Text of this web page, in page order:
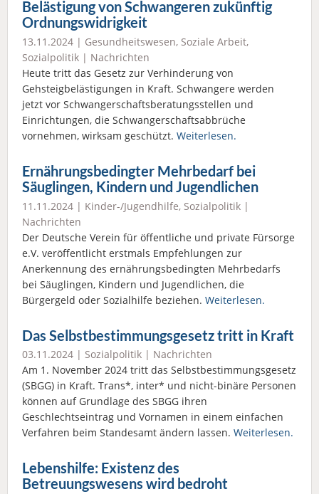
Belästigung von Schwangeren zukünftig
Ordnungswidrigkeit
13.11.2024 | Gesundheitswesen, Soziale Arbeit,
Sozialpolitik | Nachrichten
Heute tritt das Gesetz zur Verhinderung von
Gehsteigbelästigungen in Kraft. Schwangere werden
jetzt vor Schwangerschaftsberatungsstellen und
Einrichtungen, die Schwangerschaftsabbrüche
vornehmen, wirksam geschützt. Weiterlesen.
Ernährungsbedingter Mehrbedarf bei
Säuglingen, Kindern und Jugendlichen
11.11.2024 | Kinder-/Jugendhilfe, Sozialpolitik |
Nachrichten
Der Deutsche Verein für öffentliche und private Fürsorge
e.V. veröffentlicht erstmals Empfehlungen zur
Anerkennung des ernährungsbedingten Mehrbedarfs
bei Säuglingen, Kindern und Jugendlichen, die
Bürgergeld oder Sozialhilfe beziehen. Weiterlesen.
Das Selbstbestimmungsgesetz tritt in Kraft
03.11.2024 | Sozialpolitik | Nachrichten
Am 1. November 2024 tritt das Selbstbestimmungsgesetz
(SBGG) in Kraft. Trans*, inter* und nicht-binäre Personen
können auf Grundlage des SBGG ihren
Geschlechtseintrag und Vornamen in einem einfachen
Verfahren beim Standesamt ändern lassen. Weiterlesen.
Lebenshilfe: Existenz des
Betreuungswesens wird bedroht